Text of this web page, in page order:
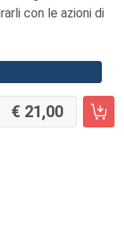
con le azioni di
21,00